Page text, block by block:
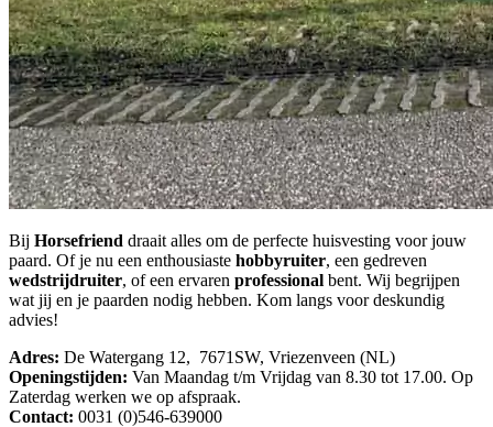
Bij Horsefriend draait alles om de perfecte huisvesting voor jouw
paard. Of je nu een enthousiaste hobbyruiter, een gedreven
wedstrijdruiter, of een ervaren professional bent. Wij begrijpen
wat jij en je paarden nodig hebben. Kom langs voor deskundig
advies!
Adres: De Watergang 12, 7671SW, Vriezenveen (NL)
Openingstijden: Van Maandag t/m Vrijdag van 8.30 tot 17.00. Op
Zaterdag werken we op afspraak.
Contact: 0031 (0)546-639000